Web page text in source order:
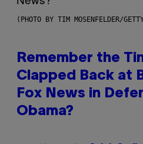
(PHOTO BY TIM MOSENFELDER/
Remember the
Clapped Back at
Fox News in
Obama?